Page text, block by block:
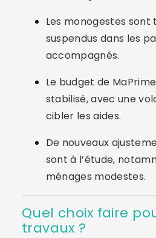
Les monogestes
suspendus dans les
accompagnés.
Le budget de
stabilisé, avec une
cibler les aides.
De nouveaux
sont à l’étude,
ménages modestes.
Quel choix faire
travaux ?